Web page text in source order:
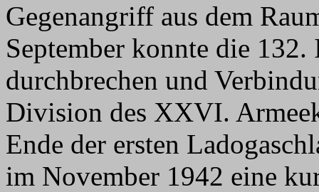
Gegenangriff aus dem
September konnte die
durchbrechen und
Division des XXVI.
Ende der ersten
im November 1942 eine